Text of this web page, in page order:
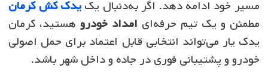
مسیر خود ادامه دهد. اگر به‌دنبال یک یدک کش کرمان
مطمئن و یک تیم حرفه‌ای امداد خودروهستید، کرمان
یدک یار می‌تواند انتخابی قابل اعتماد برای حمل اصولی
خودرو و پشتیبانی فوری در جاده و داخل شهر باشد.